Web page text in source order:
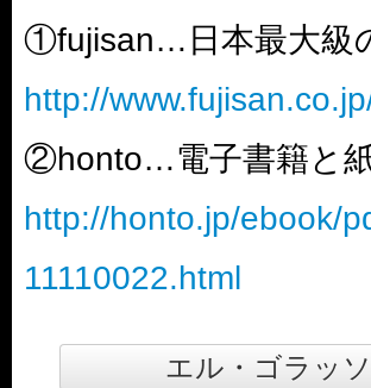
①fujisan…日本最大級
http://
②honto…電子書籍と
http://honto.jp/ebook/
11110022.html
エル・ゴラッ